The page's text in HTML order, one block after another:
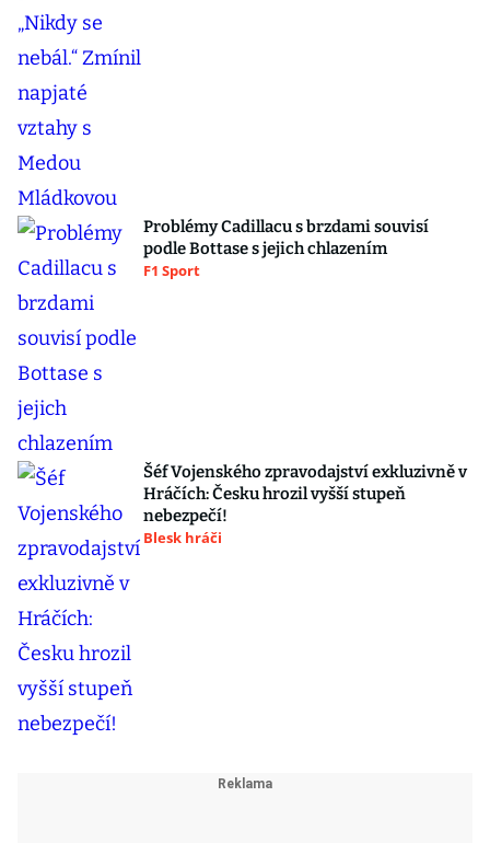
Problémy Cadillacu s brzdami souvisí
podle Bottase s jejich chlazením
F1 Sport
Šéf Vojenského zpravodajství exkluzivně v
Hráčích: Česku hrozil vyšší stupeň
nebezpečí!
Blesk hráči